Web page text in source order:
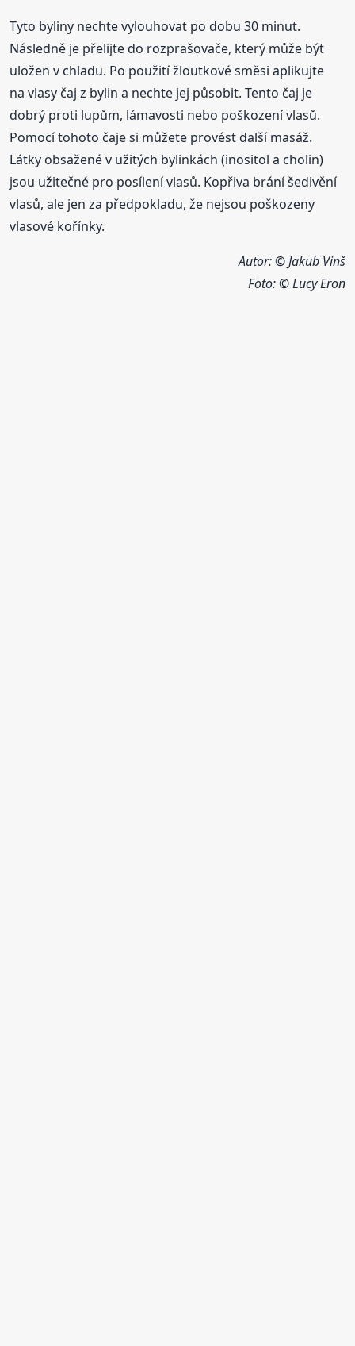
Tyto byliny nechte vylouhovat po dobu 30 minut.
Následně je přelijte do rozprašovače, který může být
uložen v chladu. Po použití žloutkové směsi aplikujte
na vlasy čaj z bylin a nechte jej působit. Tento čaj je
dobrý proti lupům, lámavosti nebo poškození vlasů.
Pomocí tohoto čaje si můžete provést další masáž.
Látky obsažené v užitých bylinkách (inositol a cholin)
jsou užitečné pro posílení vlasů. Kopřiva brání šedivění
vlasů, ale jen za předpokladu, že nejsou poškozeny
vlasové kořínky.
Autor: © Jakub Vinš
Foto:© Lucy Eron